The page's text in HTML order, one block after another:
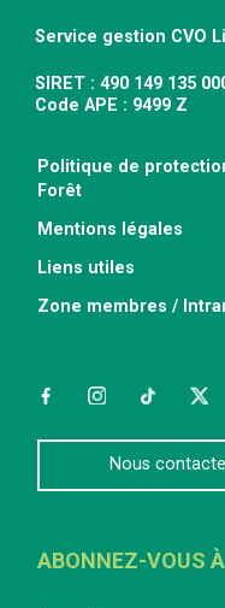
Service gestion CVO
SIRET : 490 149 135
Code APE : 9499 Z
Politique de
Forêt
Mentions légales
Liens utiles
Zone membres /
FacebookInstagramTikTok
Nous
ABONNEZ-VOUS